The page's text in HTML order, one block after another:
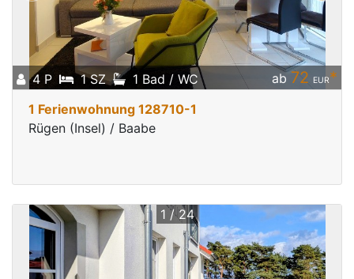
4 P 1 SZ 1 Bad / WC ab 72 EUR*
1 Ferienwohnung 128710-1
Rügen (Insel) / Baabe
1 / 24